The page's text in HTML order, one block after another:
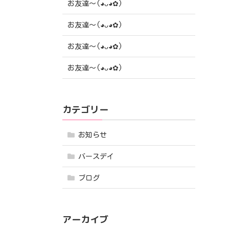
お友達〜(⁠◕⁠ᴗ⁠◕⁠✿⁠)
お友達〜(⁠◕⁠ᴗ⁠◕⁠✿⁠)
お友達〜(⁠◕⁠ᴗ⁠◕⁠✿⁠)
お友達〜(⁠◕⁠ᴗ⁠◕⁠✿⁠)
カテゴリー
お知らせ
バースデイ
ブログ
アーカイブ